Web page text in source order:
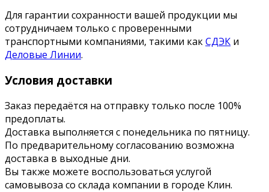
Для гарантии сохранности вашей продукции мы
сотрудничаем только с проверенными
транспортными компаниями, такими какСДЭК и
Деловые Линии.
Условия доставки
Заказ передаётся на отправку только после 100%
предоплаты.
Доставка выполняется с понедельника по пятницу.
По предварительному согласованию возможна
доставка в выходные дни.
Вы также можете воспользоваться услугой
самовывоза со склада компании в городе Клин.